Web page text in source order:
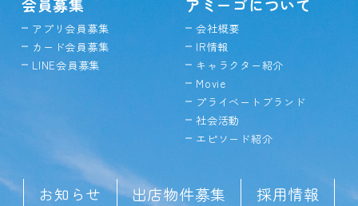
アプリ会員募集
カード会員募集
LINE会員募集
会社概要
IR情報
キャラクター紹介
Movie
プライベートブランド
社会活動
エピソード紹介
お知らせ 出店物件募集
採用情報